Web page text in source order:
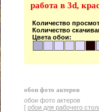
работа в 3d,
Количество
Количество
Цвета обои:
обои фото актеров
обои фото актеров
[ обои для рабочего